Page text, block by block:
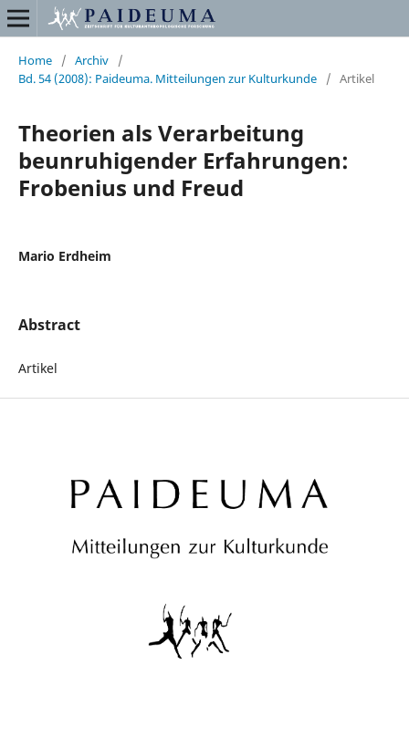
Home / Archiv
/
Bd. 54 (2008): Paideuma. Mitteilungen zur Kulturkunde
/ Artikel
Theorien als Verarbeitung
beunruhigender Erfahrungen:
Frobenius und Freud
Mario Erdheim
Abstract
Artikel